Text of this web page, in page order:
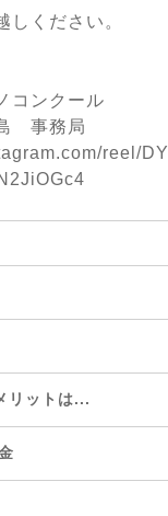
しください。
コンクール
事務局
reel/
リットは...